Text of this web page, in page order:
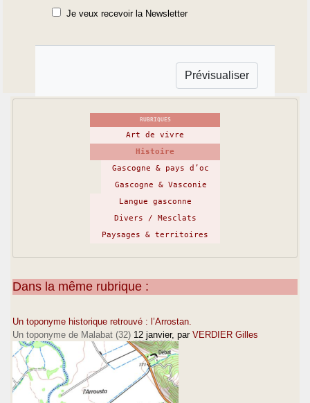
Je veux recevoir la Newsletter
RUBRIQUES
Art de vivre
Histoire
Gascogne & pays d’oc
Gascogne & Vasconie
Langue gasconne
Divers / Mesclats
Paysages & territoires
Dans la même rubrique :
Un toponyme historique retrouvé : l’Arrostan.
Un toponyme de Malabat (32) 12 janvier, par VERDIER Gilles